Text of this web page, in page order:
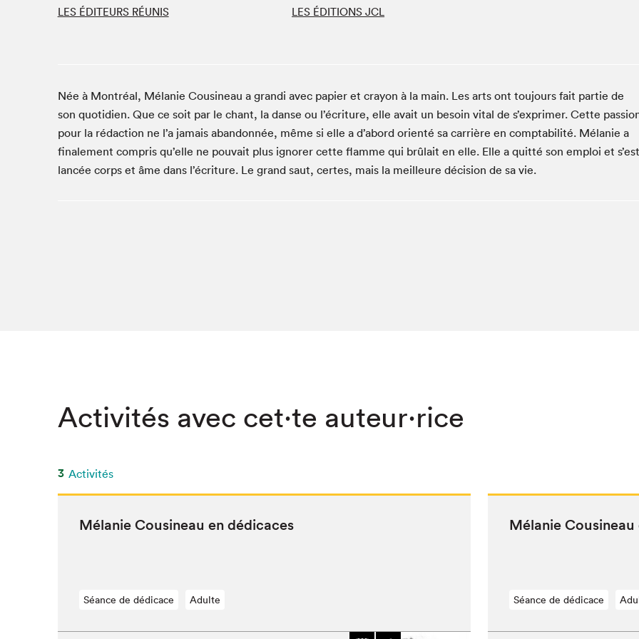
Café La Presse
La lecture en cadeau
La Maison des libraires
Le grand jeu de lecture à voix haute du Salon du livre
de Montréal
Le Salon dans ta classe
Lettres québécoises au Salon
Liseur Public
Louisiane enracinée et branchée
Matinées scolaires Hydro-Québec
Mur des illustrateur·rice·s
LES ÉDITEURS RÉUNIS LES ÉDITIONS JCL
Née à Montréal, Mélanie Cousineau a grandi avec papier et crayon à la main. Les arts ont toujours fait partie de
son quotidien. Que ce soit par le chant, la danse ou l’écriture, elle avait un besoin vital de s’exprimer. Cette
pour la rédaction ne l’a jamais abandonnée, même si elle a d’abord orienté sa carrière en comptabilité. Mélanie a
finalement compris qu’elle ne pouvait plus ignorer cette flamme qui brûlait en elle. Elle a quitté son emploi et s’est
lancée corps et âme dans l’écriture. Le grand saut, certes, mais la meilleure décision de sa vie.
Activités avec cet·te auteur·rice
3 Activités
Mélanie Cousineau en dédicaces
Séance de dédicace Adulte
Mélanie
Séance de dédicace